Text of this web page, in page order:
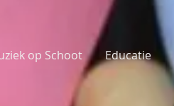
op Schoot Educatie